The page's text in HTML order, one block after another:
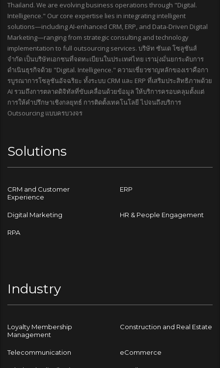
Thailand. We are evolving business operations through "Digital.
Intelligence." Our core expertise lies in integrating intelligent
solutions—including AI-enhanced CRM, ERP, and Data-Driven Digital
Marketing—ranging from strategic consulting and technology
implementation to full outsourcing services. บริษัท ซันเด โซลูชันส์
จำกัด เป็นบริษัทเอกชนที่จดทะเบียนในประเทศไทย เรามุ่งมั่นยกระดับการ
ดำเนินธุรกิจด้วย "Digital. Intelligence." ความเชี่ยวชาญหลักของเราคือกา
รบูรณาการโซลูชันอัจฉริยะ ทั้งระบบ CRM และ ERP ที่เสริมประสิทธิภาพด้วย
AI รวมถึงการตลาดดิจิทัลที่ขับเคลื่อนด้วยข้อมูล ให้บริการครอบคลุมตั้งแต่
การให้คำปรึกษาเชิงกลยุทธ์ การติดตั้งเทคโนโลยี ไปจนถึงบริการ
Outsourcing แบบครบวงจร
Solutions
CRM and Customer
Experience
ERP
Digital Marketing HR & People Engagement
RPA
Industry
Loyalty Membership
Management
Construction and Real Estate
Telecommunication eCommerce